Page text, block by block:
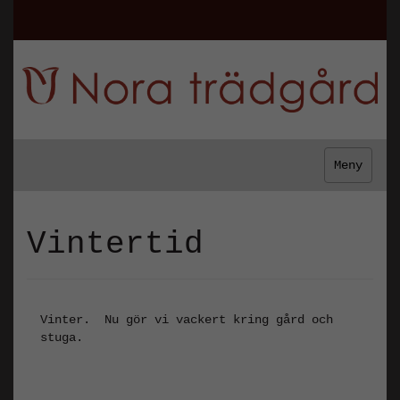
Meny
Vintertid
Vinter. Nu gör vi vackert kring gård och
stuga.